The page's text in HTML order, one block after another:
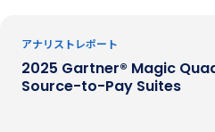
アナリストレポート
2025 Gartner® Magic
Source-to-Pay Suites